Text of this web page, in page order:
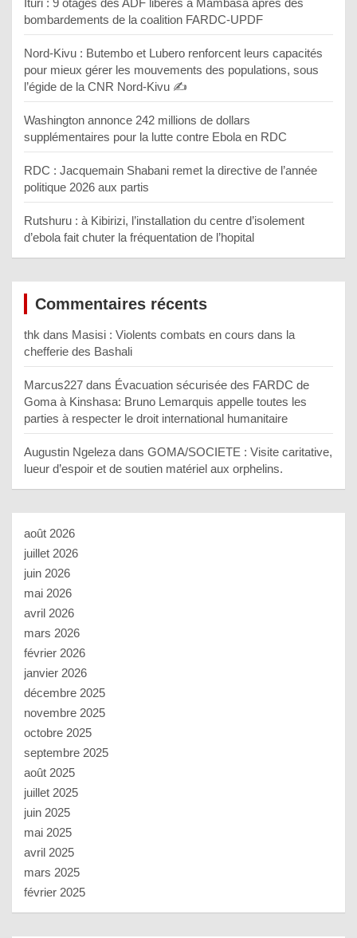
bombardements de la coalition FARDC-UPDF
Nord-Kivu : Butembo et Lubero renforcent leurs capacités
pour mieux gérer les mouvements des populations, sous
l’égide de la CNR Nord-Kivu ✍️
Washington annonce 242 millions de dollars
supplémentaires pour la lutte contre Ebola en RDC
RDC : Jacquemain Shabani remet la directive de l’année
politique 2026 aux partis
Rutshuru : à Kibirizi, l’installation du centre d’isolement
d’ebola fait chuter la fréquentation de l’hopital
Commentaires récents
thk dans Masisi : Violents combats en cours dans la
chefferie des Bashali
Marcus227 dans Évacuation sécurisée des FARDC de
Goma à Kinshasa: Bruno Lemarquis appelle toutes les
parties à respecter le droit international humanitaire
Augustin Ngeleza dans GOMA/SOCIETE : Visite caritative,
lueur d’espoir et de soutien matériel aux orphelins.
août 2026
juillet 2026
juin 2026
mai 2026
avril 2026
mars 2026
février 2026
janvier 2026
décembre 2025
novembre 2025
octobre 2025
septembre 2025
août 2025
juillet 2025
juin 2025
mai 2025
avril 2025
mars 2025
février 2025